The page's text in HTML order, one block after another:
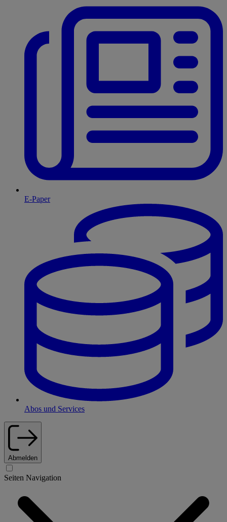
E-Paper
Abos und Services
Abmelden
Seiten Navigation